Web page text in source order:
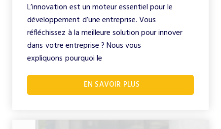
L’innovation est un moteur essentiel pour le
développement d’une entreprise. Vous
réfléchissez à la meilleure solution pour innover
dans votre entreprise ? Nous vous
expliquons pourquoi le
EN SAVOIR PLUS